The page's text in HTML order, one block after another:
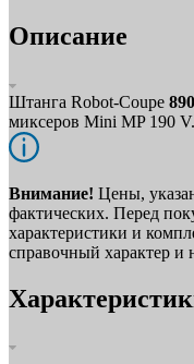
Описание
Штанга Robot-Coupe
миксеров Mini MP 190
Внимание! Цены,
фактических. Перед
характеристики и
справочный характер и